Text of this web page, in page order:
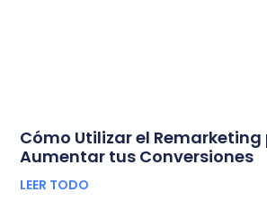
Cómo Utilizar el
Aumentar tus Conversiones
LEER TODO